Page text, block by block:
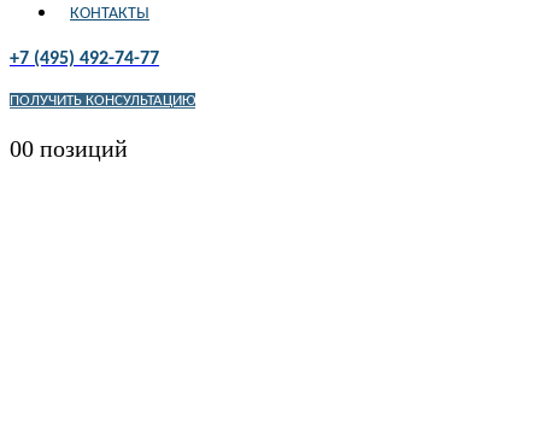
КОНТАКТЫ
+7 (495) 492-74-77
ПОЛУЧИТЬ КОНСУЛЬТАЦИЮ
00 позиций